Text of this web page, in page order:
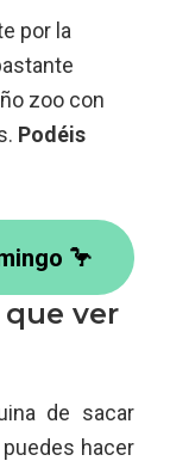
por la
zoo con
Podéis
🦩
ver
de sacar
hacer